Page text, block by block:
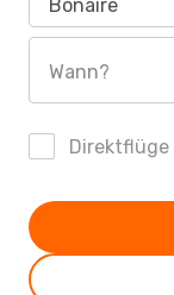
Bonaire
Wann?
Direktflüge